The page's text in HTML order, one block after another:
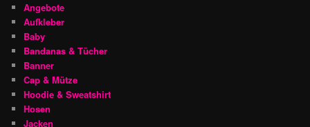
Angebote
Aufkleber
Baby
Bandanas & Tücher
Banner
Cap & Mütze
Hoodie & Sweatshirt
Hosen
Jacken